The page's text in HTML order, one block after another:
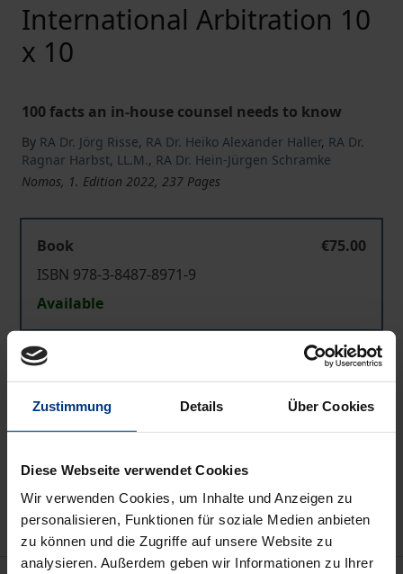
Zustimmung Details Über Cookies
Diese Webseite verwendet Cookies
Wir verwenden Cookies, um Inhalte und Anzeigen zu
personalisieren, Funktionen für soziale Medien anbieten
zu können und die Zugriffe auf unsere Website zu
analysieren. Außerdem geben wir Informationen zu Ihrer
International Arbitration 10
x 10
100 facts an in-house counsel needs to know
By RA Dr. Jörg Risse, RA Dr. Heiko Alexander Haller, RA Dr.
Ragnar Harbst, LL.M., RA Dr. Hein-Jürgen Schramke
Nomos, 1. Edition 2022, 237 Pages
Book
€75.00
ISBN 978-3-8487-8971-9
Available
Prices include VAT. Depending on the delivery address, VAT
may vary at checkout.
Add to Cart
Add to Wish List